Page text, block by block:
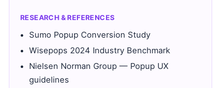
RESEARCH & REFERENCES
Sumo Popup Conversion Study
Wisepops 2024 Industry Benchmark
Nielsen Norman Group — Popup UX
guidelines